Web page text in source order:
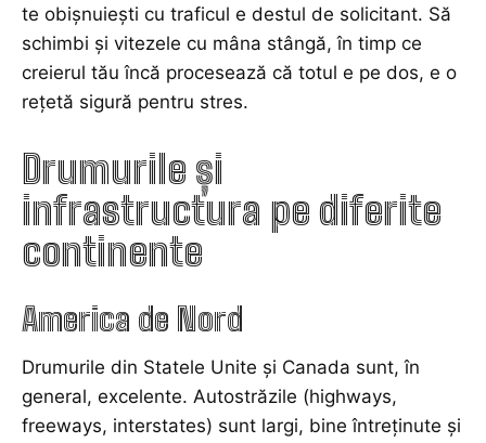
te obișnuiești cu traficul e destul de solicitant. Să
schimbi și vitezele cu mâna stângă, în timp ce
creierul tău încă procesează că totul e pe dos, e o
rețetă sigură pentru stres.
Drumurile și
infrastructura pe diferite
continente
America de Nord
Drumurile din Statele Unite și Canada sunt, în
general, excelente. Autostrăzile (highways,
freeways, interstates) sunt largi, bine întreținute și